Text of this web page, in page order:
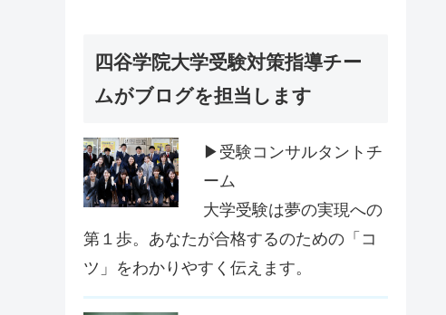
四谷学院大学受験対策指導チー
ムがブログを担当します
▶受験コンサルタントチ
ーム
大学受験は夢の実現への
第１歩。あなたが合格するのための「コ
ツ」をわかりやすく伝えます。